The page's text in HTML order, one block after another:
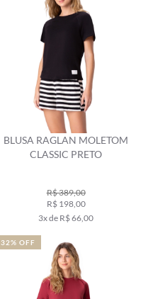
BLUSA RAGLAN MOLETOM
CLASSIC PRETO
R$ 389,00
R$ 198,00
3x de R$ 66,00
32% OFF